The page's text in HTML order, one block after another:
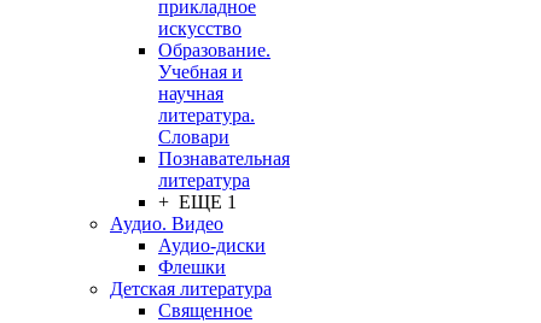
прикладное
искусство
Образование.
Учебная и
научная
литература.
Словари
Познавательная
литература
+ ЕЩЕ 1
Аудио. Видео
Аудио-диски
Флешки
Детская литература
Священное